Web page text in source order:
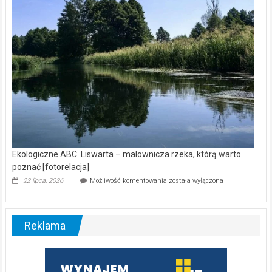
Ekologiczne ABC. Liswarta – malownicza rzeka, którą warto
poznać [fotorelacja]
22 lipca, 2026 Możliwość komentowania Ekologiczne
–
warto
[fotorelacja]
została wyłączona
Reklama